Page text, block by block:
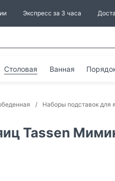
Экспресс за 3 часа
Столовая Ванная
Наборы подставок для
Tassen